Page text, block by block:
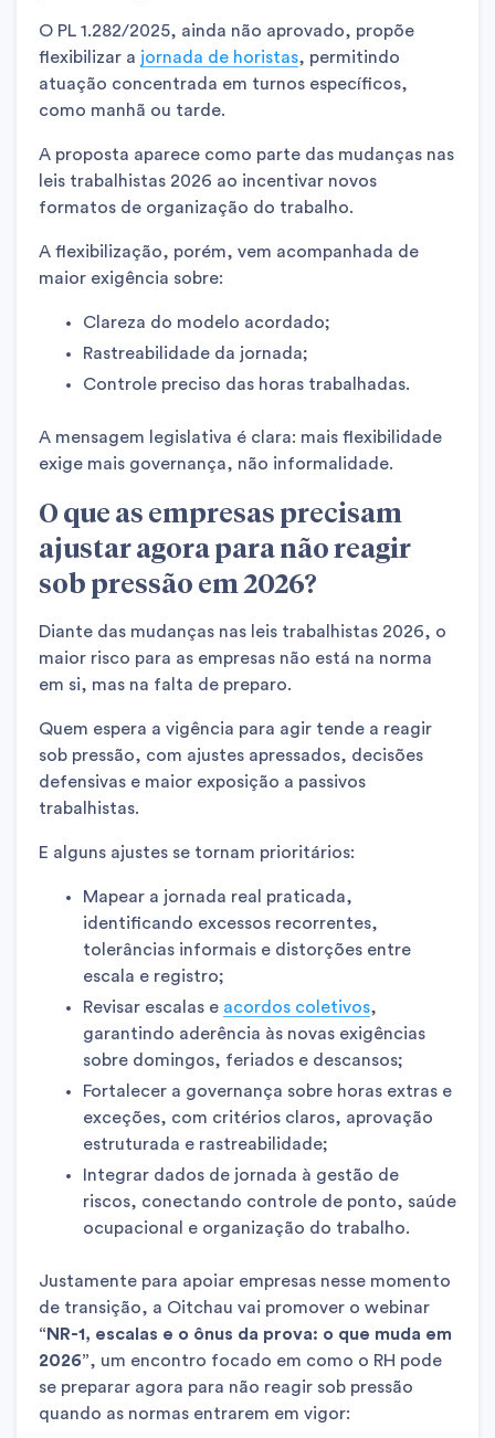
O PL 1.282/2025, ainda não aprovado, propõe
flexibilizar a jornada de horistas, permitindo
atuação concentrada em turnos específicos,
como manhã ou tarde.
A proposta aparece como parte das mudanças nas
leis trabalhistas 2026 ao incentivar novos
formatos de organização do trabalho.
A flexibilização, porém, vem acompanhada de
maior exigência sobre:
Clareza do modelo acordado;
Rastreabilidade da jornada;
Controle preciso das horas trabalhadas.
A mensagem legislativa é clara: mais flexibilidade
exige mais governança, não informalidade.
O que as empresas precisam
ajustar agora para não reagir
sob pressão em 2026?
Diante das mudanças nas leis trabalhistas 2026, o
maior risco para as empresas não está na norma
em si, mas na falta de preparo.
Quem espera a vigência para agir tende a reagir
sob pressão, com ajustes apressados, decisões
defensivas e maior exposição a passivos
trabalhistas.
E alguns ajustes se tornam prioritários:
Mapear a jornada real praticada,
identificando excessos recorrentes,
tolerâncias informais e distorções entre
escala e registro;
Revisar escalas e acordos coletivos,
garantindo aderência às novas exigências
sobre domingos, feriados e descansos;
Fortalecer a governança sobre horas extras e
exceções, com critérios claros, aprovação
estruturada e rastreabilidade;
Integrar dados de jornada à gestão de
riscos, conectando controle de ponto, saúde
ocupacional e organização do trabalho.
Justamente para apoiar empresas nesse momento
de transição, a Oitchau vai promover o webinar
“NR-1, escalas e o ônus da prova: o que muda em
2026”, um encontro focado em como o RH pode
se preparar agora para não reagir sob pressão
quando as normas entrarem em vigor: